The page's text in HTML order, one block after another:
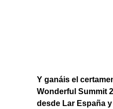
Y ganáis el
Wonderful Summit
desde Lar España